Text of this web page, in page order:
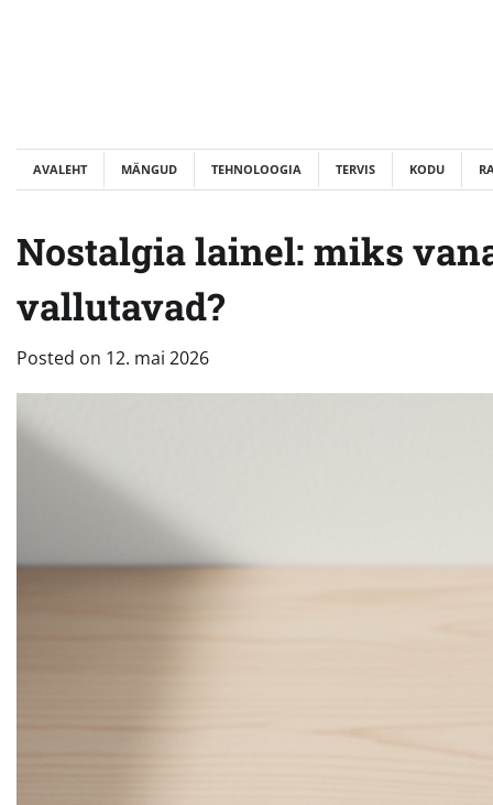
AVALEHT MÄNGUD TEHNOLOOGIA TERVIS KODU
Nostalgia lainel: miks
vallutavad?
Posted on 12. mai 2026